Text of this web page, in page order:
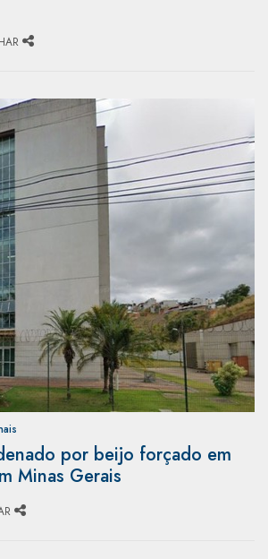
por beijo forçado em
Minas Gerais